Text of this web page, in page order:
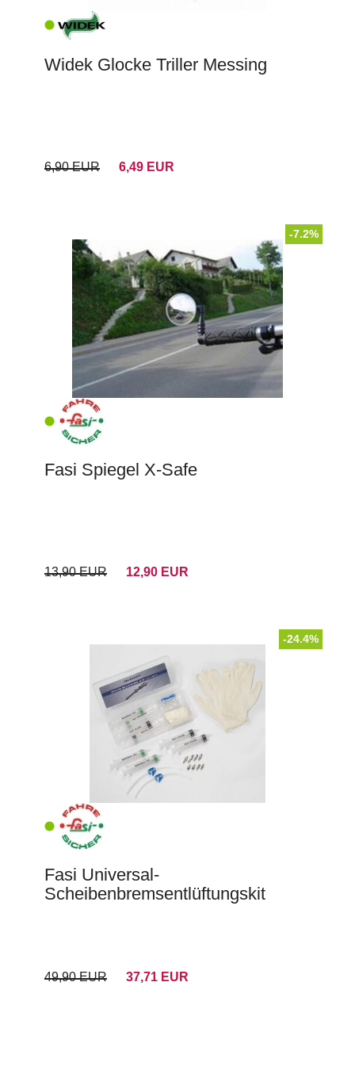
Widek Glocke Triller Messing
6,90 EUR 6,49 EUR
-7.2%
Fasi Spiegel X-Safe
13,90 EUR 12,90 EUR
-24.4%
Fasi Universal-
Scheibenbremsentlüftungskit
49,90 EUR 37,71 EUR